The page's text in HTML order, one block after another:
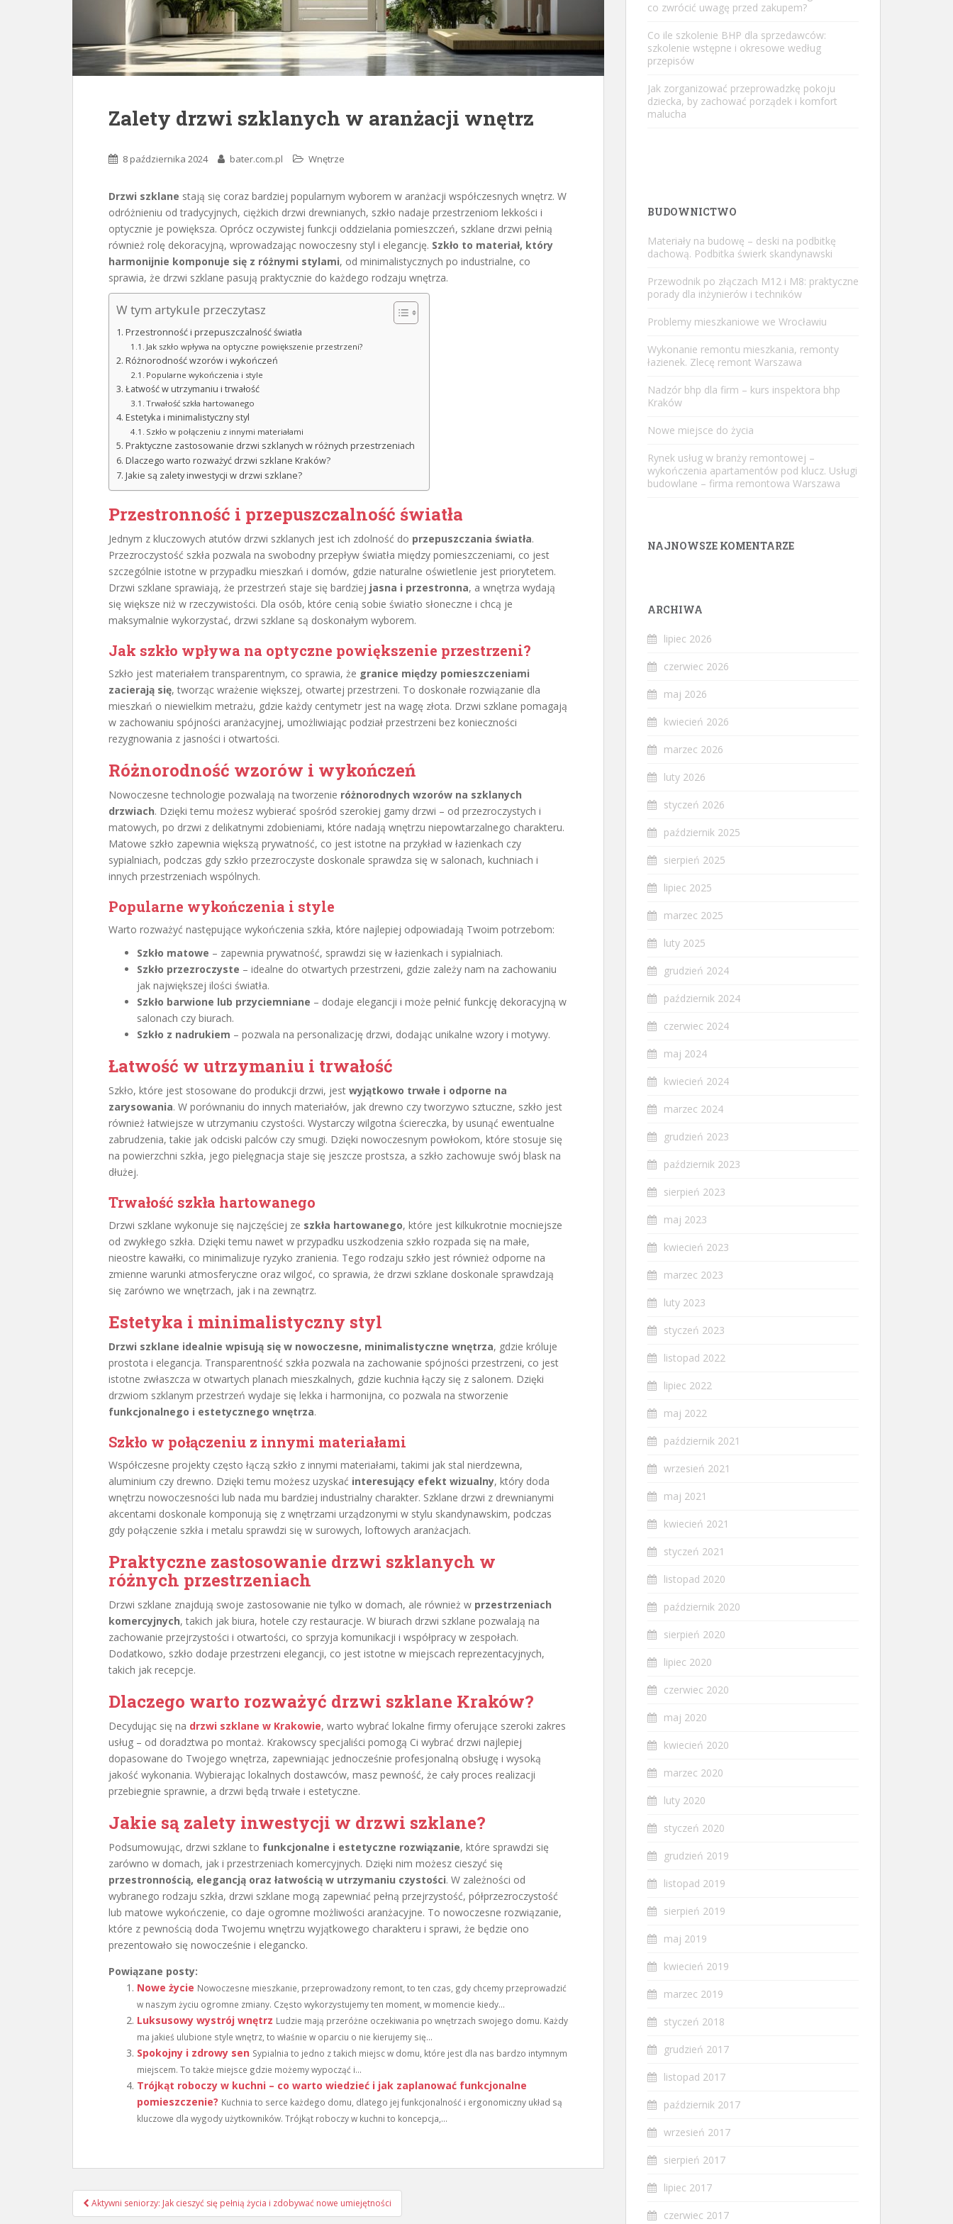
Zalety drzwi szklanych w aranżacji wnętrz
8 października 2024 bater.com.pl Wnętrze
Drzwi szklane stają się coraz bardziej popularnym wyborem w aranżacji współczesnych wnętrz. W
odróżnieniu od tradycyjnych, ciężkich drzwi drewnianych, szkło nadaje przestrzeniom lekkości i
optycznie je powiększa. Oprócz oczywistej funkcji oddzielania pomieszczeń, szklane drzwi pełnią
również rolę dekoracyjną, wprowadzając nowoczesny styl i elegancję. Szkło to materiał, który
harmonijnie komponuje się z różnymi stylami, od minimalistycznych po industrialne, co
sprawia, że drzwi szklane pasują praktycznie do każdego rodzaju wnętrza.
W tym artykule przeczytasz
Przestronność i przepuszczalność światła
Jak szkło wpływa na optyczne powiększenie przestrzeni?
Różnorodność wzorów i wykończeń
Popularne wykończenia i style
Łatwość w utrzymaniu i trwałość
Trwałość szkła hartowanego
Estetyka i minimalistyczny styl
Szkło w połączeniu z innymi materiałami
Praktyczne zastosowanie drzwi szklanych w różnych przestrzeniach
Dlaczego warto rozważyć drzwi szklane Kraków?
Jakie są zalety inwestycji w drzwi szklane?
Przestronność i przepuszczalność światła
Jednym z kluczowych atutów drzwi szklanych jest ich zdolność do przepuszczania światła.
Przezroczystość szkła pozwala na swobodny przepływ światła między pomieszczeniami, co jest
szczególnie istotne w przypadku mieszkań i domów, gdzie naturalne oświetlenie jest priorytetem.
Drzwi szklane sprawiają, że przestrzeń staje się bardziej jasna i przestronna, a wnętrza wydają
się większe niż w rzeczywistości. Dla osób, które cenią sobie światło słoneczne i chcą je
maksymalnie wykorzystać, drzwi szklane są doskonałym wyborem.
Jak szkło wpływa na optyczne powiększenie przestrzeni?
Szkło jest materiałem transparentnym, co sprawia, że granice między pomieszczeniami
zacierają się, tworząc wrażenie większej, otwartej przestrzeni. To doskonałe rozwiązanie dla
mieszkań o niewielkim metrażu, gdzie każdy centymetr jest na wagę złota. Drzwi szklane pomagają
w zachowaniu spójności aranżacyjnej, umożliwiając podział przestrzeni bez konieczności
rezygnowania z jasności i otwartości.
Różnorodność wzorów i wykończeń
Nowoczesne technologie pozwalają na tworzenie różnorodnych wzorów na szklanych
drzwiach. Dzięki temu możesz wybierać spośród szerokiej gamy drzwi – od przezroczystych i
matowych, po drzwi z delikatnymi zdobieniami, które nadają wnętrzu niepowtarzalnego charakteru.
Matowe szkło zapewnia większą prywatność, co jest istotne na przykład w łazienkach czy
sypialniach, podczas gdy szkło przezroczyste doskonale sprawdza się w salonach, kuchniach i
innych przestrzeniach wspólnych.
Popularne wykończenia i style
Warto rozważyć następujące wykończenia szkła, które najlepiej odpowiadają Twoim potrzebom:
Szkło matowe – zapewnia prywatność, sprawdzi się w łazienkach i sypialniach.
Szkło przezroczyste – idealne do otwartych przestrzeni, gdzie zależy nam na zachowaniu
jak największej ilości światła.
Szkło barwione lub przyciemniane – dodaje elegancji i może pełnić funkcję dekoracyjną w
salonach czy biurach.
Szkło z nadrukiem – pozwala na personalizację drzwi, dodając unikalne wzory i motywy.
Łatwość w utrzymaniu i trwałość
Szkło, które jest stosowane do produkcji drzwi, jest wyjątkowo trwałe i odporne na
zarysowania. W porównaniu do innych materiałów, jak drewno czy tworzywo sztuczne, szkło jest
również łatwiejsze w utrzymaniu czystości. Wystarczy wilgotna ściereczka, by usunąć ewentualne
zabrudzenia, takie jak odciski palców czy smugi. Dzięki nowoczesnym powłokom, które stosuje się
na powierzchni szkła, jego pielęgnacja staje się jeszcze prostsza, a szkło zachowuje swój blask na
dłużej.
Trwałość szkła hartowanego
Drzwi szklane wykonuje się najczęściej ze szkła hartowanego, które jest kilkukrotnie mocniejsze
od zwykłego szkła. Dzięki temu nawet w przypadku uszkodzenia szkło rozpada się na małe,
nieostre kawałki, co minimalizuje ryzyko zranienia. Tego rodzaju szkło jest również odporne na
zmienne warunki atmosferyczne oraz wilgoć, co sprawia, że drzwi szklane doskonale sprawdzają
się zarówno we wnętrzach, jak i na zewnątrz.
Estetyka i minimalistyczny styl
Drzwi szklane idealnie wpisują się w nowoczesne, minimalistyczne wnętrza, gdzie króluje
prostota i elegancja. Transparentność szkła pozwala na zachowanie spójności przestrzeni, co jest
istotne zwłaszcza w otwartych planach mieszkalnych, gdzie kuchnia łączy się z salonem. Dzięki
drzwiom szklanym przestrzeń wydaje się lekka i harmonijna, co pozwala na stworzenie
funkcjonalnego i estetycznego wnętrza.
Szkło w połączeniu z innymi materiałami
Współczesne projekty często łączą szkło z innymi materiałami, takimi jak stal nierdzewna,
aluminium czy drewno. Dzięki temu możesz uzyskać interesujący efekt wizualny, który doda
wnętrzu nowoczesności lub nada mu bardziej industrialny charakter. Szklane drzwi z drewnianymi
akcentami doskonale komponują się z wnętrzami urządzonymi w stylu skandynawskim, podczas
gdy połączenie szkła i metalu sprawdzi się w surowych, loftowych aranżacjach.
Praktyczne zastosowanie drzwi szklanych w
różnych przestrzeniach
Drzwi szklane znajdują swoje zastosowanie nie tylko w domach, ale również w przestrzeniach
komercyjnych, takich jak biura, hotele czy restauracje. W biurach drzwi szklane pozwalają na
zachowanie przejrzystości i otwartości, co sprzyja komunikacji i współpracy w zespołach.
Dodatkowo, szkło dodaje przestrzeni elegancji, co jest istotne w miejscach reprezentacyjnych,
takich jak recepcje.
Dlaczego warto rozważyć drzwi szklane Kraków?
Decydując się na drzwi szklane w Krakowie, warto wybrać lokalne firmy oferujące szeroki zakres
usług – od doradztwa po montaż. Krakowscy specjaliści pomogą Ci wybrać drzwi najlepiej
dopasowane do Twojego wnętrza, zapewniając jednocześnie profesjonalną obsługę i wysoką
jakość wykonania. Wybierając lokalnych dostawców, masz pewność, że cały proces realizacji
przebiegnie sprawnie, a drzwi będą trwałe i estetyczne.
Jakie są zalety inwestycji w drzwi szklane?
Podsumowując, drzwi szklane to funkcjonalne i estetyczne rozwiązanie, które sprawdzi się
zarówno w domach, jak i przestrzeniach komercyjnych. Dzięki nim możesz cieszyć się
przestronnością, elegancją oraz łatwością w utrzymaniu czystości. W zależności od
wybranego rodzaju szkła, drzwi szklane mogą zapewniać pełną przejrzystość, półprzezroczystość
lub matowe wykończenie, co daje ogromne możliwości aranżacyjne. To nowoczesne rozwiązanie,
które z pewnością doda Twojemu wnętrzu wyjątkowego charakteru i sprawi, że będzie ono
prezentowało się nowocześnie i elegancko.
Powiązane posty:
Nowe życie Nowoczesne mieszkanie, przeprowadzony remont, to ten czas, gdy chcemy przeprowadzić
w naszym życiu ogromne zmiany. Często wykorzystujemy ten moment, w momencie kiedy...
Luksusowy wystrój wnętrz Ludzie mają przeróżne oczekiwania po wnętrzach swojego domu. Każdy
ma jakieś ulubione style wnętrz, to właśnie w oparciu o nie kierujemy się...
Spokojny i zdrowy sen Sypialnia to jedno z takich miejsc w domu, które jest dla nas bardzo intymnym
miejscem. To także miejsce gdzie możemy wypocząć i...
Trójkąt roboczy w kuchni – co warto wiedzieć i jak zaplanować funkcjonalne
pomieszczenie? Kuchnia to serce każdego domu, dlatego jej funkcjonalność i ergonomiczny układ są
kluczowe dla wygody użytkowników. Trójkąt roboczy w kuchni to koncepcja,...
Nawigacja
wpisu
Aktywni seniorzy: Jak cieszyć się pełnią życia i zdobywać nowe umiejętności
co zwrócić uwagę przed zakupem?
Co ile szkolenie BHP dla sprzedawców:
szkolenie wstępne i okresowe według
przepisów
Jak zorganizować przeprowadzkę pokoju
dziecka, by zachować porządek i komfort
malucha
BUDOWNICTWO
Materiały na budowę – deski na podbitkę
dachową. Podbitka świerk skandynawski
Przewodnik po złączach M12 i M8: praktyczne
porady dla inżynierów i techników
Problemy mieszkaniowe we Wrocławiu
Wykonanie remontu mieszkania, remonty
łazienek. Zlecę remont Warszawa
Nadzór bhp dla firm – kurs inspektora bhp
Kraków
Nowe miejsce do życia
Rynek usług w branży remontowej –
wykończenia apartamentów pod klucz. Usługi
budowlane – firma remontowa Warszawa
NAJNOWSZE KOMENTARZE
ARCHIWA
lipiec 2026
czerwiec 2026
maj 2026
kwiecień 2026
marzec 2026
luty 2026
styczeń 2026
październik 2025
sierpień 2025
lipiec 2025
marzec 2025
luty 2025
grudzień 2024
październik 2024
czerwiec 2024
maj 2024
kwiecień 2024
marzec 2024
grudzień 2023
październik 2023
sierpień 2023
maj 2023
kwiecień 2023
marzec 2023
luty 2023
styczeń 2023
listopad 2022
lipiec 2022
maj 2022
październik 2021
wrzesień 2021
maj 2021
kwiecień 2021
styczeń 2021
listopad 2020
październik 2020
sierpień 2020
lipiec 2020
czerwiec 2020
maj 2020
kwiecień 2020
marzec 2020
luty 2020
styczeń 2020
grudzień 2019
listopad 2019
sierpień 2019
maj 2019
kwiecień 2019
marzec 2019
styczeń 2018
grudzień 2017
listopad 2017
październik 2017
wrzesień 2017
sierpień 2017
lipiec 2017
czerwiec 2017